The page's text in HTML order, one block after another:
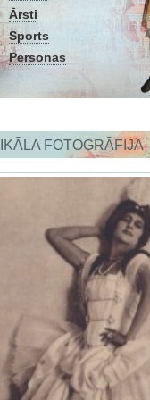
Ārsti
Sports
Personas
FOTOGRĀFIJA